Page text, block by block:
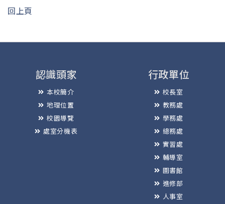
回上頁
認識頭家
本校簡介
地理位置
校園導覽
處室分機表
行政單位
校長室
教務處
學務處
總務處
實習處
輔導室
圖書館
進修部
人事室